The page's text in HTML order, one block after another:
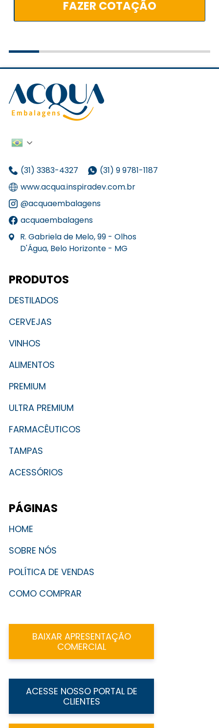
FAZER COTAÇÃO
(31) 3383-4327
(31) 9 9781-1187
www.acqua.inspiradev.com.br
@acquaembalagens
acquaembalagens
R. Gabriela de Melo, 99 - Olhos
D'Água, Belo Horizonte - MG
PRODUTOS
DESTILADOS
CERVEJAS
VINHOS
ALIMENTOS
PREMIUM
ULTRA PREMIUM
FARMACÊUTICOS
TAMPAS
ACESSÓRIOS
PÁGINAS
HOME
SOBRE NÓS
POLÍTICA DE VENDAS
COMO COMPRAR
BAIXAR APRESENTAÇÃO
COMERCIAL
ACESSE NOSSO PORTAL DE
CLIENTES